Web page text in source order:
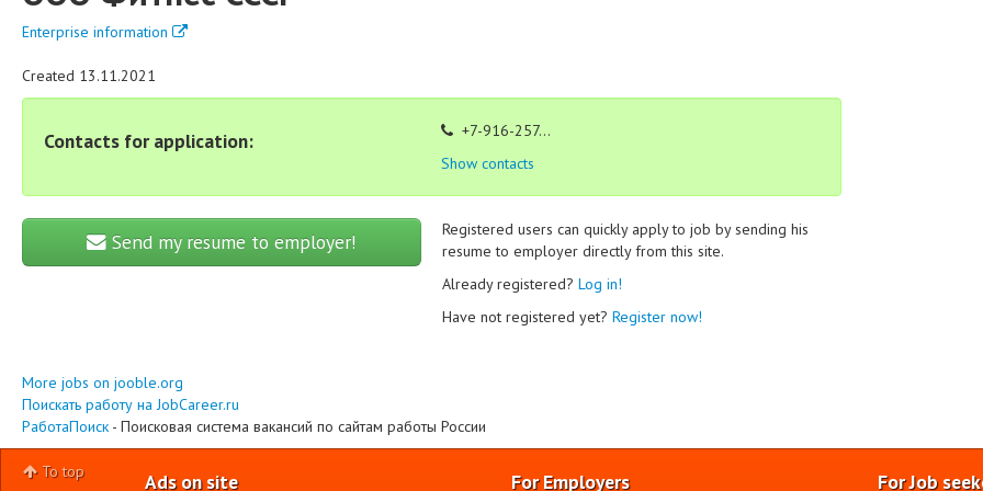
Enterprise information
Created 13.11.2021
Contacts for application:
+7-916-257...
Show contacts
Send my resume to employer!
Registered users can quickly apply to job by sending his
resume to employer directly from this site.
Already registered? Log in!
Have not registered yet? Register now!
More jobs on jooble.org
Поискать работу на JobCareer.ru
РаботаПоиск - Поисковая система вакансий по сайтам работы России
To top Ads on site For Employers For Job